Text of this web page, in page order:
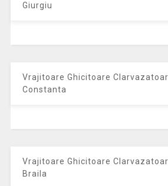
Giurgiu
Vrajitoare Ghicitoare
Constanta
Vrajitoare Ghicitoare
Braila